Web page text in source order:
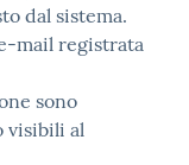
dal sistema.
mail registrata
sono
visibili al